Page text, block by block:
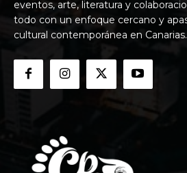
eventos, arte, literatura y
todo con un enfoque cercano y
cultural contemporánea en Canarias.